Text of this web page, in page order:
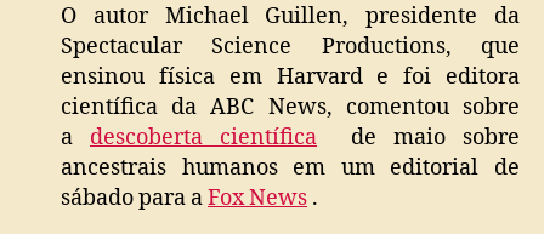
O autor Michael Guillen, presidente da
Spectacular Science Productions, que
ensinou física em Harvard e foi editora
científica da ABC News, comentou sobre
a descoberta científica de maio sobre
ancestrais humanos em um editorial de
sábado para aFox News .